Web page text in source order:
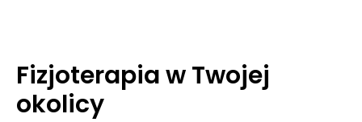
Fizjoterapia w Twojej
okolicy